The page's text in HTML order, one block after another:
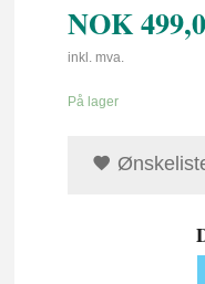
NOK
inkl. mva.
På lager